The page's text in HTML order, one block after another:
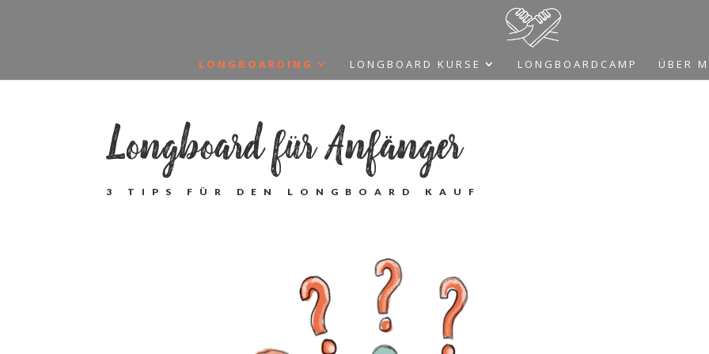
LONG­BOAR­DING LONG­BOARD KURSE LONG­BOARD­CAMP ÜBER
Long­board für Anfänger
3 TIPS FÜR DEN LONG­BOARD KAUF